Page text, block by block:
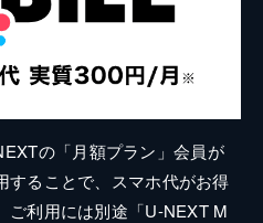
の「月額プラン」会員が
することで、スマホ代がお得
ご利用には別途「U-NEXT M